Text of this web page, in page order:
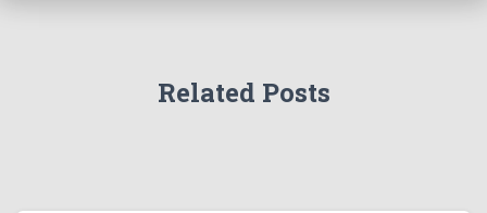
Related Posts